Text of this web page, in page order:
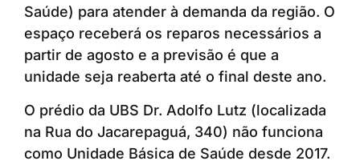
Saúde) para atender à demanda da região. O
espaço receberá os reparos necessários a
partir de agosto e a previsão é que a
unidade seja reaberta até o final deste ano.
O prédio da UBS Dr. Adolfo Lutz (localizada
na Rua do Jacarepaguá, 340) não funciona
como Unidade Básica de Saúde desde 2017.